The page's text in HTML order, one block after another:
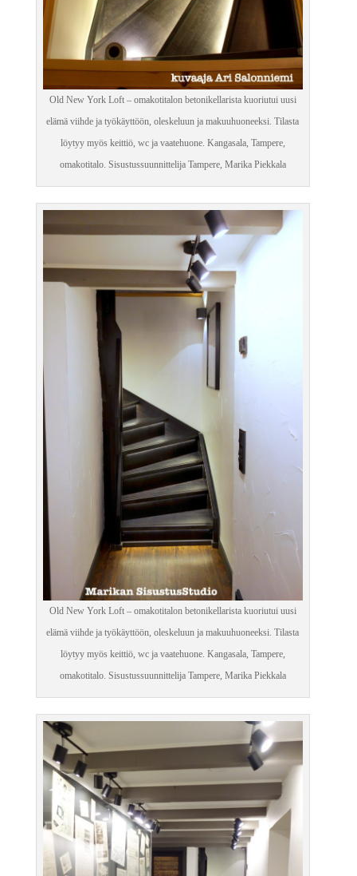
Old New York Loft – omakotitalon betonikellarista kuoriutui uusi
elämä viihde ja työkäyttöön, oleskeluun ja makuuhuoneeksi. Tilasta
löytyy myös keittiö, wc ja vaatehuone. Kangasala, Tampere,
omakotitalo. Sisustussuunnittelija Tampere, Marika Piekkala
Old New York Loft – omakotitalon betonikellarista kuoriutui uusi
elämä viihde ja työkäyttöön, oleskeluun ja makuuhuoneeksi. Tilasta
löytyy myös keittiö, wc ja vaatehuone. Kangasala, Tampere,
omakotitalo. Sisustussuunnittelija Tampere, Marika Piekkala